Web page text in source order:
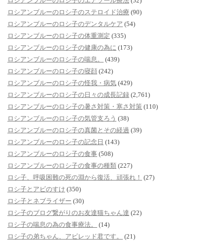
ロシアンブルーのロシ子のステロイド治療 (90)
ロシアンブルーのロシ子のデンタルケア (54)
ロシアンブルーのロシ子の体重測定 (335)
ロシアンブルーのロシ子の健康の為に (173)
ロシアンブルーのロシ子の喘息。
(439)
ロシアンブルーのロシ子の寝顔 (242)
ロシアンブルーのロシ子の怪我・病気 (429)
ロシアンブルーのロシ子の日々の成長記録 (2,761)
ロシアンブルーのロシ子の暑さ対策・寒さ対策 (110)
ロシアンブルーのロシ子の気管支ろう (38)
ロシアンブルーのロシ子の真菌とその経過 (39)
ロシアンブルーのロシ子の記念日 (143)
ロシアンブルーのロシ子の食事 (508)
ロシアンブルーのロシ子の食事の種類 (227)
ロシ子、呼吸困難の死の淵から復活、頑張れ！ (27)
ロシ子とアビのすけ (350)
ロシ子とネブライザー (30)
ロシ子のブログ繋がりのお友達猫ちゃん達 (22)
ロシ子の喘息の為の食事療法。
(14)
ロシ子の弟ちゃん、アビレッド君です。
(21)